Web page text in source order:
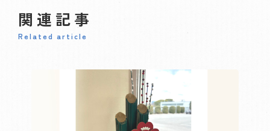
関連記事
Related article